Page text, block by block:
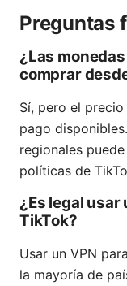
Preguntas
¿Las
comprar
Sí, pero el
pago
regionales
políticas de
¿Es legal usar
TikTok?
Usar un VPN
la mayoría de